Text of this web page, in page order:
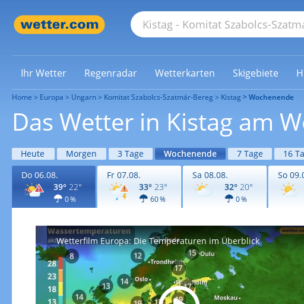
Ihr Wetter Regenradar Wetterkarten Skigebiete
Home Europa Ungarn Komitat Szabolcs-Szatmár-Bereg Kistag Wochenende
Das Wetter in Kistag am
Heute Morgen 3 Tage Wochenende 7 Tage 16
Do 06.08.
39° 22°
0 %
Fr 07.08.
33° 23°
60 %
Sa 08.08.
32° 20°
0 %
So
Wetterfilm Europa: Die Temperaturen im Überblick